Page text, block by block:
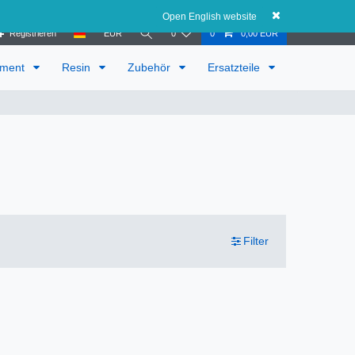
Open English website
Registrieren EUR 0 0 0,00 EUR
Resin Zubehör Ersatzteile
Filter